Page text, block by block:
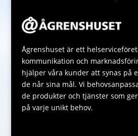
Ågrenshuset är ett
kommunikation och
hjälper våra kunder att synas på
de når sina mål. Vi
de produkter och tjänster som
på varje unikt behov.